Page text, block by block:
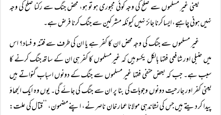
یعنی غیر مسلموں سے صلح کی وجہ کوئی مجبوری ہو تو ہو، محض جنگ سے رکنا صلح کی وجہ
نہیں ہونی چاہیے، ایسا کرنا جائز نہیں کیونکہ مشرکین سے جنگ کرنا فرض ہے۔
غیر مسلموں سے جنگ کی وجہ محض ان کا کفر ہے یا ان کی طرف سے فتنہ و فساد؟ اس
میں حنبلی اور شافعی فقہا بالکل یکسو ہیں کہ غیر مسلموں کا کفر ہی ان کے ساتھ جنگ کرنے کا
سبب ہے۔ جب کہ بعض حنفی فقہا غیر مسلموں سے جنگ کے دونوں اسباب گنواتے ہیں
یعنی کفر اور جارحیت دونوں وجوہات کی بنا پر ان سے جنگ کی جائے گی۔ یوں وہ ایک الجھاؤ
پیدا کر دیتے ہیں جس کی نشاندہی مولانا عمار خان ناصر نے، اپنے مضمون، ’’قتال کی علت: